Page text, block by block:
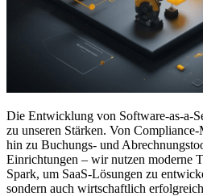
Die Entwicklung von Software-as-a-
zu unseren Stärken. Von
hin zu Buchungs- und
Einrichtungen – wir nutzen moderne
Spark, um SaaS-Lösungen zu
sondern auch wirtschaftlich